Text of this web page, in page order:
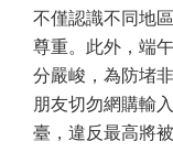
不僅認識不同地
尊重。此外，端
分嚴峻，為防堵
朋友切勿網購輸
臺，違反最高將